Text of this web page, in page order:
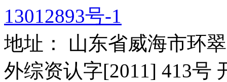
13012893号-1
地址： 山东省威海市环
外综资认字[2011] 413号